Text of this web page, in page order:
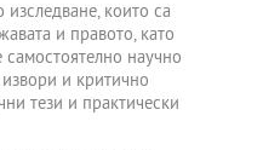
които са
и правото, като
научно
и критично
тези и практически